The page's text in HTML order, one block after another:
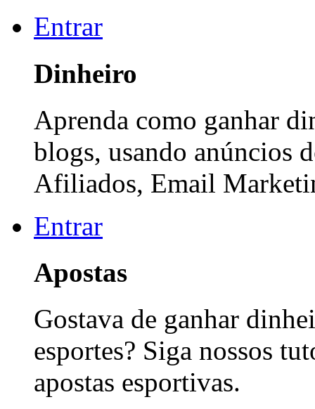
Entrar
Dinheiro
Aprenda como ganhar
blogs, usando anúncios
Afiliados, Email
Entrar
Apostas
Gostava de ganhar
esportes? Siga nossos
apostas esportivas.